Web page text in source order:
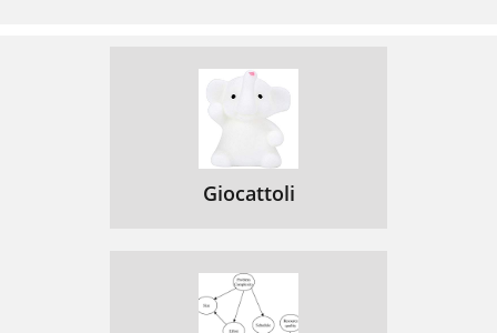
Giocattoli